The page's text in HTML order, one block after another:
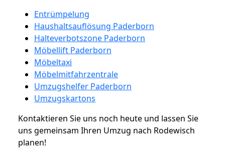
Entrümpelung
Haushaltsauflösung Paderborn
Halteverbotszone Paderborn
Möbellift Paderborn
Möbeltaxi
Möbelmitfahrzentrale
Umzugshelfer Paderborn
Umzugskartons
Kontaktieren Sie uns noch heute und lassen Sie
uns gemeinsam Ihren Umzug nach Rodewisch
planen!